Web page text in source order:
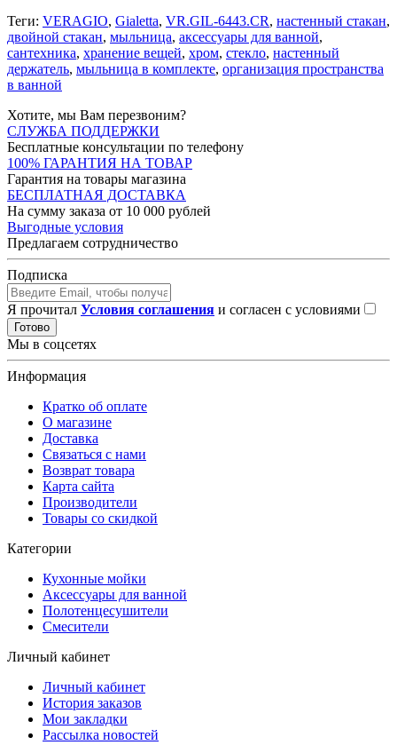
Теги: VERAGIO, Gialetta, VR.GIL-6443.CR, настенный стакан,
двойной стакан, мыльница, аксессуары для ванной,
сантехника, хранение вещей, хром, стекло, настенный
держатель, мыльница в комплекте, организация пространства
в ванной
Хотите, мы Вам перезвоним?
СЛУЖБА ПОДДЕРЖКИ
Бесплатные консультации по телефону
100% ГАРАНТИЯ НА ТОВАР
Гарантия на товары магазина
БЕСПЛАТНАЯ ДОСТАВКА
На сумму заказа от 10 000 рублей
Выгодные условия
Предлагаем сотрудничество
Подписка
Я прочитал Условия соглашения и согласен с условиями
Готово
Мы в соцсетях
Информация
Кратко об оплате
О магазине
Доставка
Связаться с нами
Возврат товара
Карта сайта
Производители
Товары со скидкой
Категории
Кухонные мойки
Аксессуары для ванной
Полотенцесушители
Смесители
Личный кабинет
Личный кабинет
История заказов
Мои закладки
Рассылка новостей